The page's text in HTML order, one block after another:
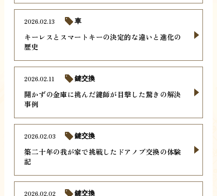
キーレスとスマートキーの決定的な違いと進化の
歴史
2026.02.13 車
開かずの金庫に挑んだ鍵師が目撃した驚きの解決
事例
2026.02.11 鍵交換
築二十年の我が家で挑戦したドアノブ交換の体験
記
2026.02.03 鍵交換
2026.02.02 鍵交換